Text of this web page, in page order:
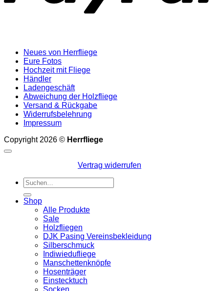
Neues von Herrfliege
Eure Fotos
Hochzeit mit Fliege
Händler
Ladengeschäft
Abweichung der Holzfliege
Versand & Rückgabe
Widerrufsbelehrung
Impressum
Copyright 2026 © Herrfliege
Vertrag widerrufen
Suchen
nach:
Shop
Alle Produkte
Sale
Holzfliegen
DJK Pasing Vereinsbekleidung
Silberschmuck
Indiwiedufliege
Manschettenknöpfe
Hosenträger
Einstecktuch
Socken